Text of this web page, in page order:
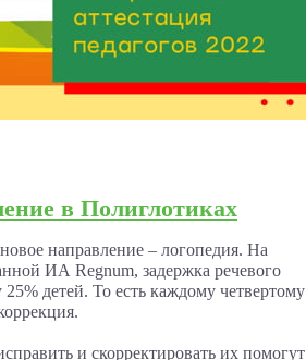
в Полиглотиках
направление – логопедия. На
ИА Regnum, задержка речевого
детей. То есть каждому четвертому
и скорректировать их помогут